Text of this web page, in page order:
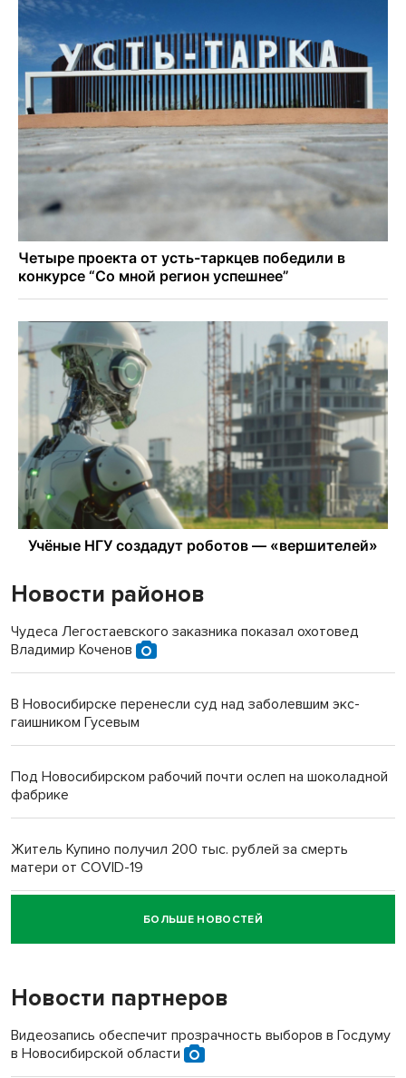
Новости районов
Чудеса Легостаевского заказника показал охотовед
Владимир Коченов
В Новосибирске перенесли суд над заболевшим экс-
гаишником Гусевым
Под Новосибирском рабочий почти ослеп на шоколадной
фабрике
Житель Купино получил 200 тыс. рублей за смерть
матери от COVID-19
Новосибирский суд наказал водителя за смерть
пенсионерки на вокзале
«Мы живём на пастбище!»: в новосибирском селе лошади
терроризируют жителей
Инвалид получил условный срок за избиение врачей
БОЛЬШЕ НОВОСТЕЙ
Новости партнеров
Видеозапись обеспечит прозрачность выборов в Госдуму
в Новосибирской области